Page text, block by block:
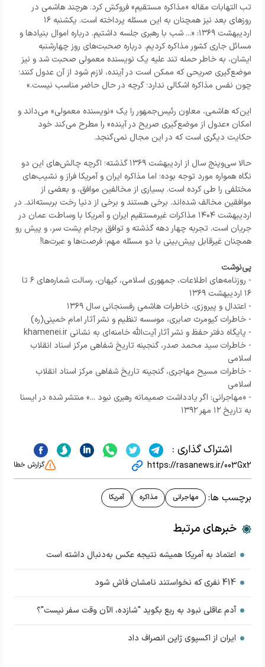
تب التهابات مقاله «مذاکره مستقیم» فروکش کرد. هرچند هاشمی در
روزهای بعد نیز همچنان به این مسئله پرداخته است. یکشنبه ۱۶
اردیبهشت ۱۳۶۹: «... شب با رهبری جلسه داشتیم. درباره اموال بنیادها و
مسائل جاری کشور مذاکره کردیم. درباره صحبت‌های روز چهارشنبه
ایشان، به خاطر حمله تند علیه یک نویسنده معمولی صحبت شد و نیز
موضع‌گیری صریحی که ممکن است در آینده، لازم شود از آن عدول کنند؛
چون نفس مذاکره اشکالی ندارد؛ گرچه در حال حاضر مناسب نیست.»
این‌که هاشمی، معاون رئیس‌جمهور را یک «نویسنده معمولی» می‌داند و
امکان «عدول از موضع‌گیری صریح در آینده» را مطرح می‌کند خود
حکایت دیگری است که در این مجال نمی‌گنجد.
حالا سی‌وپنج سال از اردیبهشت ۱۳۶۹ گذشته؛ اگرچه چالش‌های این دو
نگاه همواره مورد توجه بوده؛ اما مذاکره ایران و آمریکا فراز و نشیب‌های
مختلفی را طی کرده است. بسیاری از مخالفین موافق، و بعضی از
موافقین مخالف شده‌اند. برخی هستند و برخی از دنیا رخت بربسته‌اند. در
اردیبهشت ۱۴۰۴ مذاکرات غیرمستقیم ایران و آمریکا با وساطت عمان در
جریان است. تجربه چهار دهه گذشته و توافق برجام پشت سر، و پیش‌ رو
همچنان غیرقابل پیش‌بینی با دو مسئله مهم: فرصت‌ها و عبرت‌ها!
پی‌نوشت
- روزنامه‌های اطلاعات، جمهوری اسلامی، کیهان، رسالت شماره‌های ۶ تا
۱۶ اردیبهشت ۱۳۶۹
- اعتدال و پیروزی، خاطرات هاشمی رفسنجانی سال ۱۳۶۹
- خاطرات کیومرث صابری، موسسه تنظیم و نشر آثار امام خمینی(ره)
- پایگاه دفتر حفظ و نشر آثار آیت‌الله خامنه‌ای به نشانی khamenei.ir
- خاطرات سید محمد صدر، گنجینه تاریخ شفاهی مرکز اسناد انقلاب
اسلامی
- خاطرات مسیح مهاجری، گنجینه تاریخ شفاهی مرکز اسناد انقلاب
اسلامی
- «مهاجرانی: اگر یادداشت صمیمانه رهبری نبود ...» منتشر شده در ایسنا
به تاریخ ۱۲ مهر ۱۳۹۲
اشتراک گذاری :
https://rasanews.ir/003Gx2 گزارش خطا
برچسب ها: مهاجرانی مذاکره آمریکا
خبرهای مرتبط
اعتماد به آمریکا همیشه نتیجه عکس به‌دنبال داشته است
414 نفری که نخواستند نامشان فاش شود
آدم عاقلی نبود به ربع بگوید "شازده، الآن وقت سفر نیست"؟
ایران از اکسپوی ژاپن انصراف داد